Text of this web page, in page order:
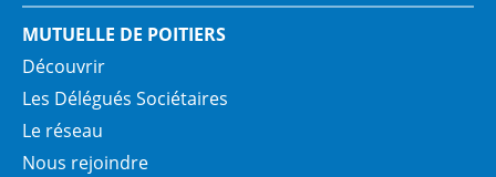
MUTUELLE DE POITIERS
Découvrir
Les Délégués Sociétaires
Le réseau
Nous rejoindre